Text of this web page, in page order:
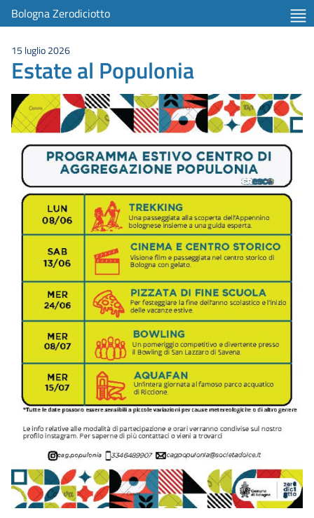
Bologna Zerodiciotto
15 luglio 2026
Estate al Populonia